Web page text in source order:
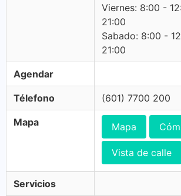
Viernes: 8:00 -
21:00
Sabado: 8:00 -
21:00
Agendar
Télefono (601) 7700 200
Mapa Mapa
Vista de calle
Servicios